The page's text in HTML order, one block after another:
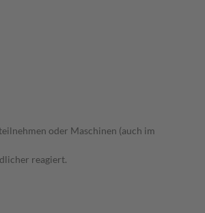
oder Maschinen (auch im
reagiert.